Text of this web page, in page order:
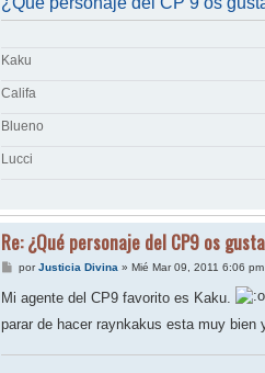
Kaku
Califa
Blueno
Lucci
Re: ¿Qué personaje del CP9 os
M
n
s
j
porJusticia Divina » Mié Mar 09, 2011 6:06 pm
Mi agente del CP9 favorito es Kaku.
parar de hacer raynkakus esta muy bien